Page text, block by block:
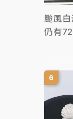
颱風
仍有